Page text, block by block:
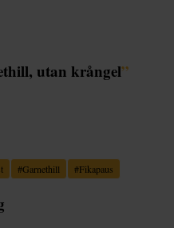
utan krångel”
#Garnethill #Fikapaus